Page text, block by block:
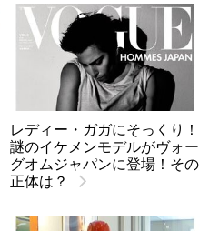
レディー・ガガにそっくり！
謎のイケメンモデルがヴォー
グオムジャパンに登場！その
正体は？